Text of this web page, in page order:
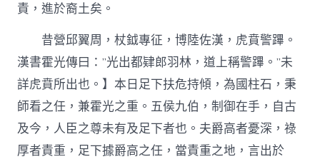
責，進於裔土矣。
昔營邱翼周，杖鉞專征，博陸佐漢，虎賁警蹕。
漢書霍光傳曰：”光出都肄郎羽林，道上稱警蹕。”未
詳虎賁所出也。】本日足下扶危持傾，為國柱石，秉
師看之任，兼霍光之重。五侯九伯，制御在手，自古
及今，人臣之尊未有及足下者也。夫爵高者憂深，祿
厚者責重，足下據爵高之任，當責重之地，言出於